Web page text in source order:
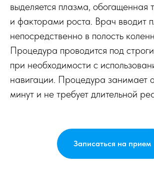
выделяется плазма, обогащенная
и факторами роста. Врач вводит
непосредственно в полость
Процедура проводится под
при необходимости с
навигации. Процедура занимает
минут и не требует длительной
Записаться на прием